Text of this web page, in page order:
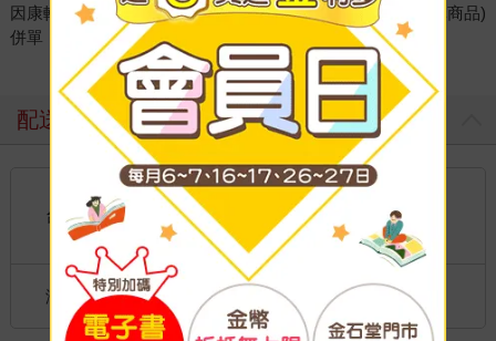
因康軒、翰林、南一到貨日期不一，建議不可與(一般、預購商品)
併單，避免影響出貨時間，敬請見諒！
配送方式
台灣
國內宅配：本島、離島
到店取貨：
不限金額免運費
海外
國際快遞：全球
港澳店取：